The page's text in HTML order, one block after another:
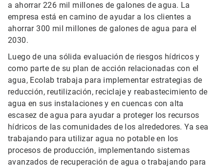
a ahorrar 226 mil millones de galones de agua. La
empresa está en camino de ayudar a los clientes a
ahorrar 300 mil millones de galones de agua para el
2030.
Luego de una sólida evaluación de riesgos hídricos y
como parte de su plan de acción relacionadas con el
agua, Ecolab trabaja para implementar estrategias de
reducción, reutilización, reciclaje y reabastecimiento de
agua en sus instalaciones y en cuencas con alta
escasez de agua para ayudar a proteger los recursos
hídricos de las comunidades de los alrededores. Ya sea
trabajando para utilizar agua no potable en los
procesos de producción, implementando sistemas
avanzados de recuperación de agua o trabajando para